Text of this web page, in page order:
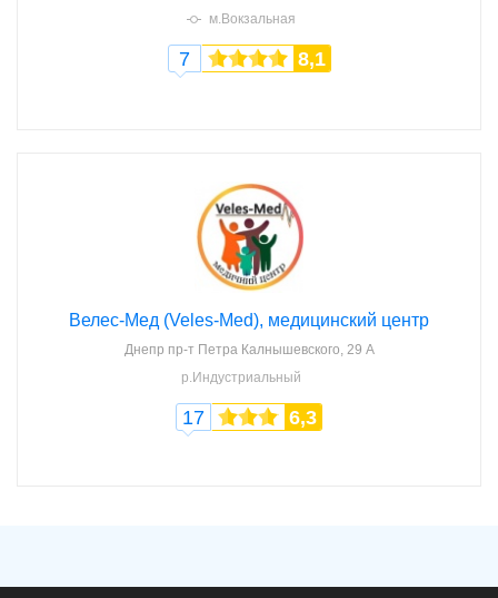
м.Вокзальная
7 8,1
Велес-Мед (Veles-Med), медицинский центр
Днепр пр-т Петра Калнышевского, 29 А
р.Индустриальный
17 6,3